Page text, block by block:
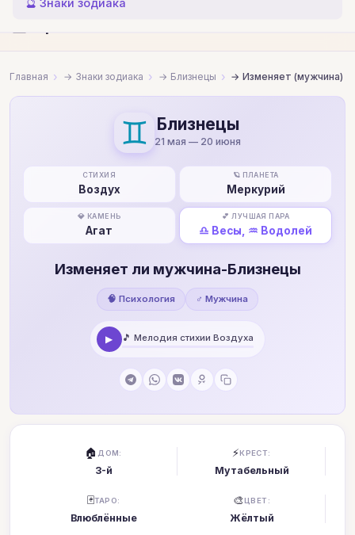
🔮 Знаки зодиака
Главная Знаки зодиака Близнецы Изменяет (мужчина)
♊ Близнецы
21 мая — 20 июня
СТИХИЯ
Воздух
🪐 ПЛАНЕТА
Меркурий
💎 КАМЕНЬ
Агат
💕 ЛУЧШАЯ ПАРА
♎ Весы, ♒ Водолей
Изменяет ли мужчина-Близнецы
🧠 Психология ♂ Мужчина
▶ 🎵 Мелодия стихии Воздуха
🏠 ДОМ:
3-й
⚡КРЕСТ:
Мутабельный
🃏ТАРО:
Влюблённые
🎨 ЦВЕТ:
Жёлтый